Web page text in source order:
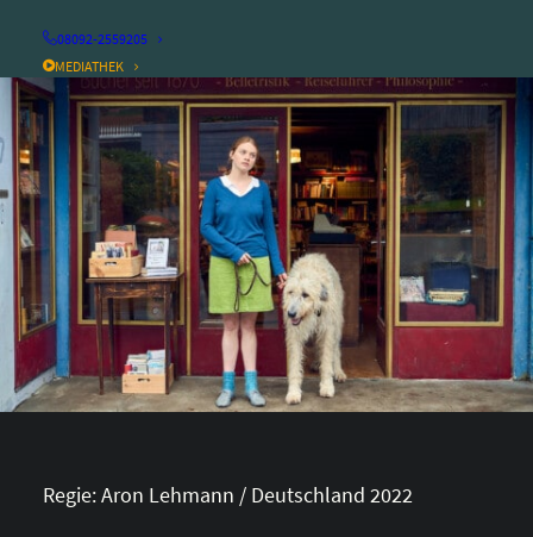
08092-2559205
MEDIATHEK
Regie: Aron Lehmann / Deutschland 2022